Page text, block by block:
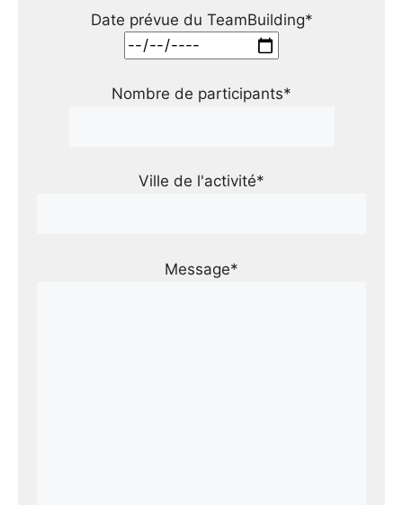
Date prévue du TeamBuilding*
Nombre de participants*
Ville de l'activité*
Message*